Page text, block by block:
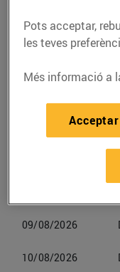
Horaris
06/08/2026
09/08/2026
10/08/2026
Pots acceptar,
les teves
Més informació a
Acceptar